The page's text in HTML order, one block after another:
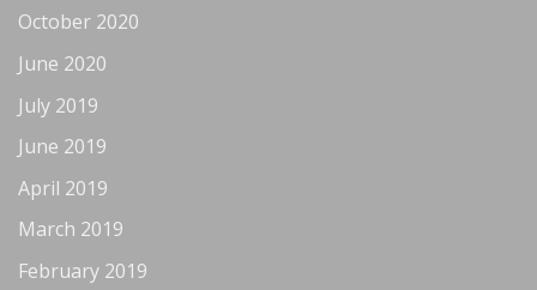
October 2020
June 2020
July 2019
June 2019
April 2019
March 2019
February 2019